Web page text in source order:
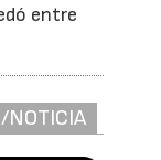
entre
NOTICIA